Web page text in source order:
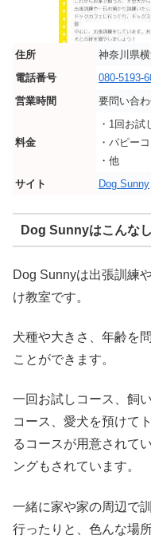
住所
神奈川県
電話番号
080-5193-
営業時間
要問い合
料金
・1回お試
・パピー
・他
サイト
Dog Sunny
Dog Sunnyはこんな
Dog Sunnyは出張訓練
け教室です。
犬種や大きさ、年齢を
ことができます。
一回お試しコース、飼
コース、愛犬を預けて
るコースが用意されて
ングもされています。
一緒に家や家の周辺で
行ったりと、色んな場